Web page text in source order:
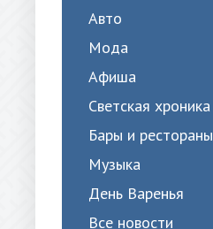
Авто
Мода
Афиша
Светская хроника
Бары и рестораны
Музыка
День Варенья
Все новости